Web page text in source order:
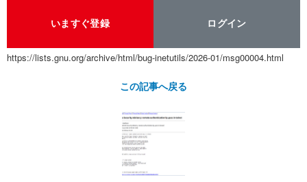
いますぐ登録 ログイン
https://lists.gnu.org/archive/html/bug-inetutils/2026-01/msg00004.html
この記事へ戻る